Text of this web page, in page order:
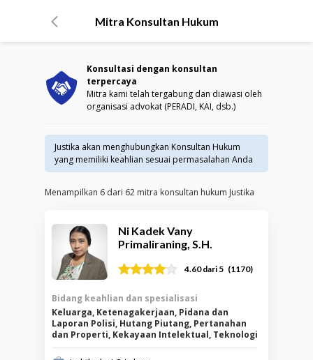
Mitra Konsultan Hukum
Konsultasi dengan konsultan
terpercaya
Mitra kami telah tergabung dan diawasi oleh
organisasi advokat (PERADI, KAI, dsb.)
Justika akan menghubungkan Konsultan Hukum
yang memiliki keahlian sesuai permasalahan Anda
Menampilkan 6 dari 62 mitra konsultan hukum Justika
Ni Kadek Vany
Primaliraning, S.H.
4.60dari 5 (1170)
Bidang keahlian dan spesialisasi
Keluarga, Ketenagakerjaan, Pidana dan
Laporan Polisi, Hutang Piutang, Pertanahan
dan Properti, Kekayaan Intelektual, Teknologi
Informasi, Bisnis